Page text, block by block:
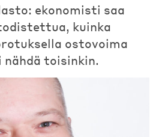
ekonomisti saa
kuinka
ostovoima
nähdä toisinkin.